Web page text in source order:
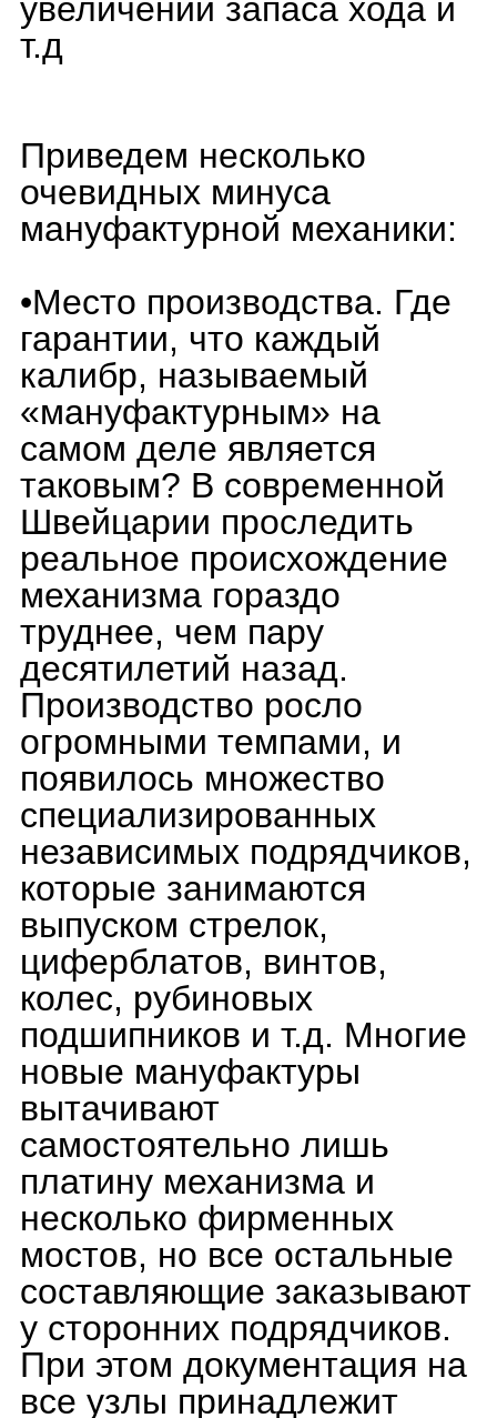
Крупнейшим поставщиком
всей швейцарской
изготавливают
собственную спираль.
•Ремонтопригодность
Эксклюзивные детали,
сделанные
самостоятельно или
заказанные по особому
эскизу, может не оказаться
в обычном часовом
сервисе, если потребуется
ремонт. Единственный
выход — каким-то образом
переправлять в
Швейцарию на фабрику и
ждать, пока починят. И
хорошо еще, если
мануфактура сама к этому
моменту не закроется или
не снимет нужный калибр
с производства. Именно по
этой причине большинство
брендов стараются
изготавливать свои
механизмы максимально
похожими по профилю на
стандартный ЕТА, лишь с
небольшими
улучшениями. Например, в
калибре Ball 7309 запас
хода увеличен до 80
часов.
•Отсутствие серийности.
Когда автоматический
механизм выпускается
десятилетиями, как,
например, ЕТА/Valjoux
7750, в нем давно изучены
и вылечены все слабые
места, это надежная
безотказная рабочая
лошадка для бюджетной
повседневной механики.
•Высокая стоимость.
Стоимость продукции